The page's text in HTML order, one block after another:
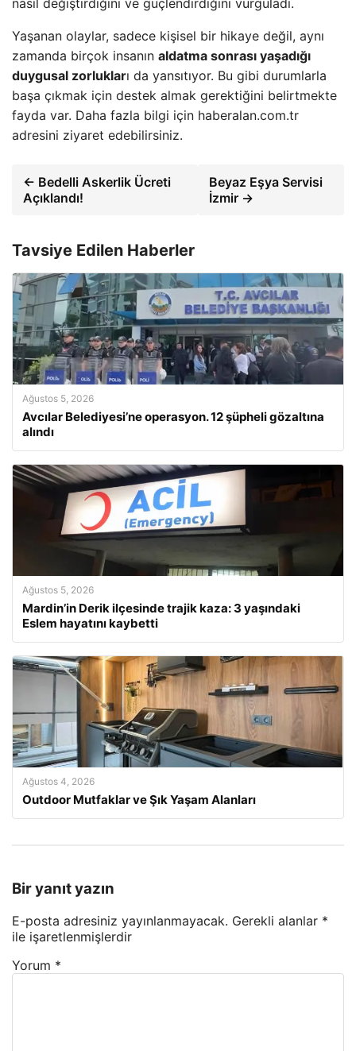
Yaşanan olaylar, sadece kişisel bir hikaye değil, aynı
zamanda birçok insanın aldatma sonrası yaşadığı
duygusal zorlukları da yansıtıyor. Bu gibi durumlarla
başa çıkmak için destek almak gerektiğini belirtmekte
fayda var. Daha fazla bilgi için haberalan.com.tr
adresini ziyaret edebilirsiniz.
← Bedelli Askerlik Ücreti
Açıklandı!
Beyaz Eşya Servisi
İzmir →
Tavsiye Edilen Haberler
Ağustos 5, 2026
Avcılar Belediyesi’ne operasyon. 12 şüpheli gözaltına
alındı
Ağustos 5, 2026
Mardin’in Derik ilçesinde trajik kaza: 3 yaşındaki
Eslem hayatını kaybetti
Ağustos 4, 2026
Outdoor Mutfaklar ve Şık Yaşam Alanları
Bir yanıt yazın
E-posta adresiniz yayınlanmayacak. Gerekli alanlar *
ile işaretlenmişlerdir
Yorum *